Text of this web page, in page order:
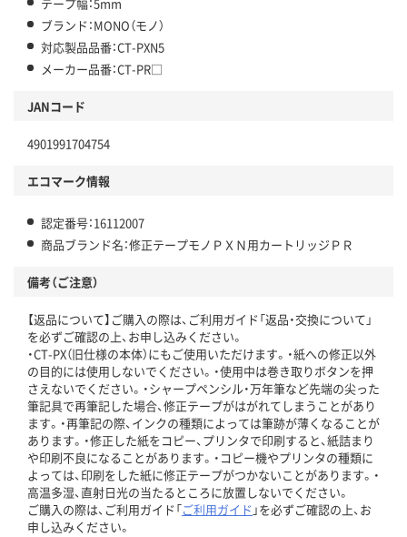
ブランド：MONO（モノ）
対応製品品番：CT-PXN5
メーカー品番：CT-PR□
JANコード
4901991704754
エコマーク情報
認定番号：16112007
商品ブランド名：修正テープモノＰＸＮ用カートリッジＰＲ
備考（ご注意）
【返品について】ご購入の際は、ご利用ガイド「返品・交換について」
を必ずご確認の上、お申し込みください。
・CT-PX（旧仕様の本体）にもご使用いただけます。・紙への修正以外
の目的には使用しないでください。・使用中は巻き取りボタンを押
さえないでください。・シャープペンシル・万年筆など先端の尖った
筆記具で再筆記した場合、修正テープがはがれてしまうことがあり
ます。・再筆記の際、インクの種類によっては筆跡が薄くなることが
あります。・修正した紙をコピー、プリンタで印刷すると、紙詰まり
や印刷不良になることがあります。・コピー機やプリンタの種類に
よっては、印刷をした紙に修正テープがつかないことがあります。・
高温多湿、直射日光の当たるところに放置しないでください。
ご購入の際は、ご利用ガイド「ご利用ガイド 」を必ずご確認の上、お
申し込みください。